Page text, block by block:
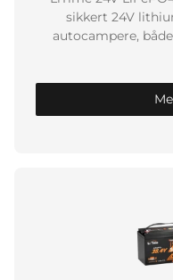
sikkert 24V
autocampere,
ideelt til et pålideligt
LiFePO4 erstatter